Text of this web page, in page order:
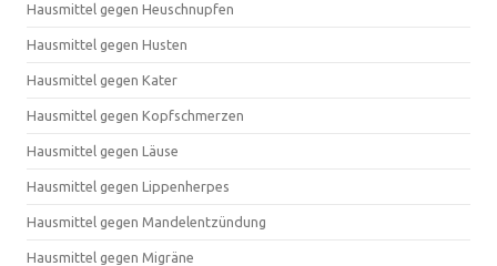
Hausmittel gegen Heuschnupfen
Hausmittel gegen Husten
Hausmittel gegen Kater
Hausmittel gegen Kopfschmerzen
Hausmittel gegen Läuse
Hausmittel gegen Lippenherpes
Hausmittel gegen Mandelentzündung
Hausmittel gegen Migräne